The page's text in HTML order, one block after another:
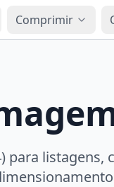
Comprimir
para listagens,